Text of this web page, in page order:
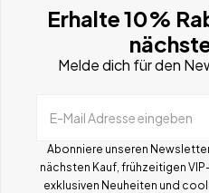
Erhalte 10%
Melde dich für den
E-Mail Adresse eingeben
Abonniere unseren
nächsten Kauf, frühzeitigen
exklusiven Neuheiten und